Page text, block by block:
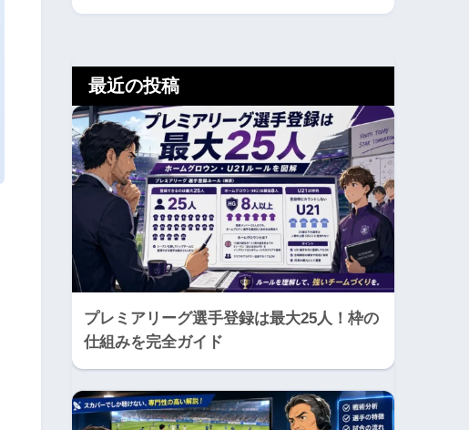
最近の投稿
プレミアリーグ選手登録は最大25人！枠の
仕組みを完全ガイド